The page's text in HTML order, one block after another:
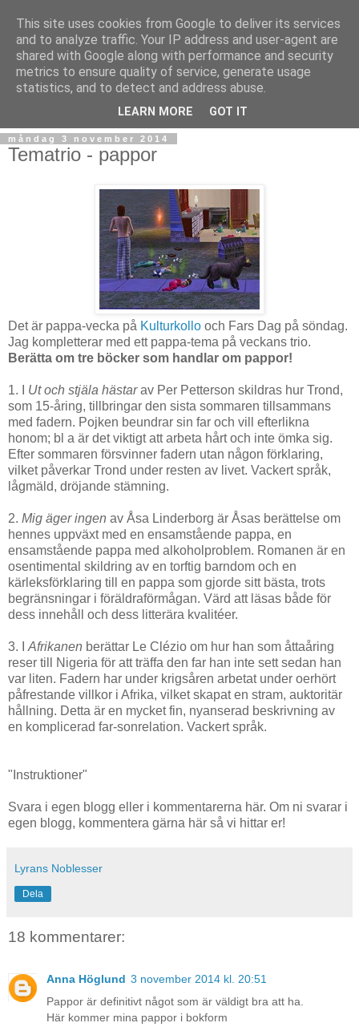
måndag 3 november 2014
Tematrio - pappor
Det är pappa-vecka på Kulturkollo och Fars Dag på söndag.
Jag kompletterar med ett pappa-tema på veckans trio.
Berätta om tre böcker som handlar om pappor!
1. I Ut och stjäla hästarav Per Petterson skildras hur Trond,
som 15-åring, tillbringar den sista sommaren tillsammans
med fadern. Pojken beundrar sin far och vill efterlikna
honom; bl a är det viktigt att arbeta hårt och inte ömka sig.
Efter sommaren försvinner fadern utan någon förklaring,
vilket påverkar Trond under resten av livet. Vackert språk,
lågmäld, dröjande stämning.
2. Mig äger ingen av Åsa Linderborg är Åsas berättelse om
hennes uppväxt med en ensamstående pappa, en
ensamstående pappa med alkoholproblem. Romanen är en
osentimental skildring av en torftig barndom och en
kärleksförklaring till en pappa som gjorde sitt bästa, trots
begränsningar i föräldraförmågan. Värd att läsas både för
dess innehåll och dess litterära kvalitéer.
3. IAfrikanen berättar Le Clézio om hur han som åttaåring
reser till Nigeria för att träffa den far han inte sett sedan han
var liten. Fadern har under krigsåren arbetat under oerhört
påfrestande villkor i Afrika, vilket skapat en stram, auktoritär
hållning. Detta är en mycket fin, nyanserad beskrivning av
en komplicerad far-sonrelation. Vackert språk.
"Instruktioner"
Svara i egen blogg eller i kommentarerna här. Om ni svarar i
egen blogg, kommentera gärna här så vi hittar er!
Lyrans Noblesser
Dela
18 kommentarer:
Anna Höglund 3 november 2014 kl. 20:51
Pappor är definitivt något som är väldigt bra att ha.
Här kommer mina pappor i bokform
This site uses cookies from Google to deliver its services
and to analyze traffic. Your IP address and user-agent are
shared with Google along with performance and security
metrics to ensure quality of service, generate usage
statistics, and to detect and address abuse.
LEARN MORE GOT IT